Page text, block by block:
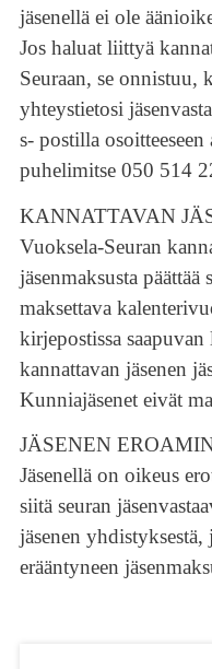
jäsenellä ei ole
Jos haluat liittyä
Seuraan, se onnistuu,
yhteystietosi
s- postilla
puhelimitse 050 514
KANNATTAVAN
Vuoksela-Seuran
jäsenmaksusta
maksettava
kirjepostissa
kannattavan jäsenen
Kunniajäsenet eivät
JÄSENEN
Jäsenellä on oikeus
siitä seuran
jäsenen
erääntyneen